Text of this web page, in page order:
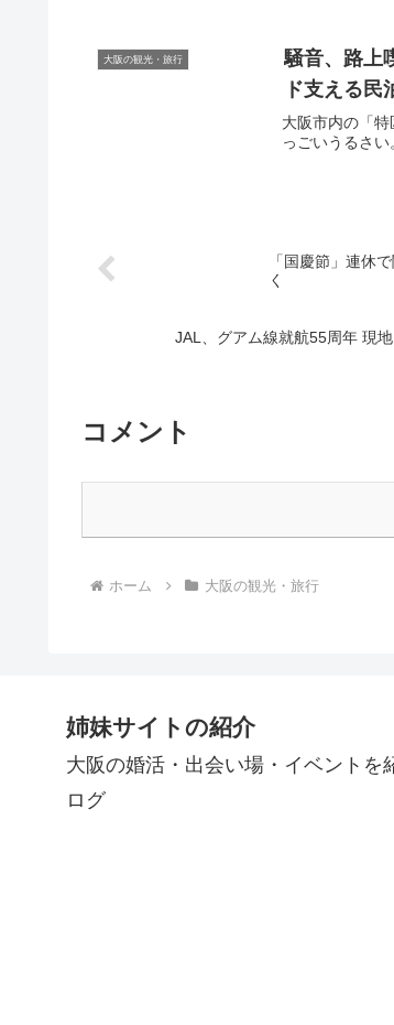
大阪の観光・旅行 騒音、路上
ド支える
大阪市内の「
っごいうるさ
「国慶節」連休
く
JAL、グアム線就航55周年 現
コメント
ホーム 大阪の観光・旅行
姉妹サイトの紹介
大阪の婚活・出会い場・イベントを
ログ